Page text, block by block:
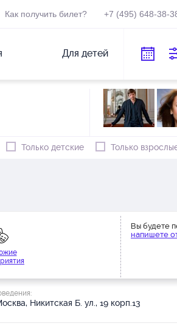
Как получить билет? +7 (495) 648-38-
Для детей
Только детские Только
Вы будете
напишете
Никитская Б. ул., 19 корп.13